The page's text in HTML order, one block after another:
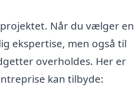
Når du vælger en
ekspertise, men også til
overholdes. Her er
kan tilbyde: